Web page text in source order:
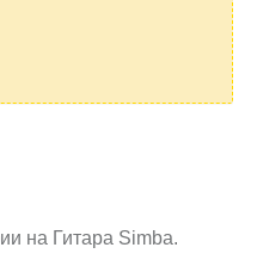
на Гитара Simba.